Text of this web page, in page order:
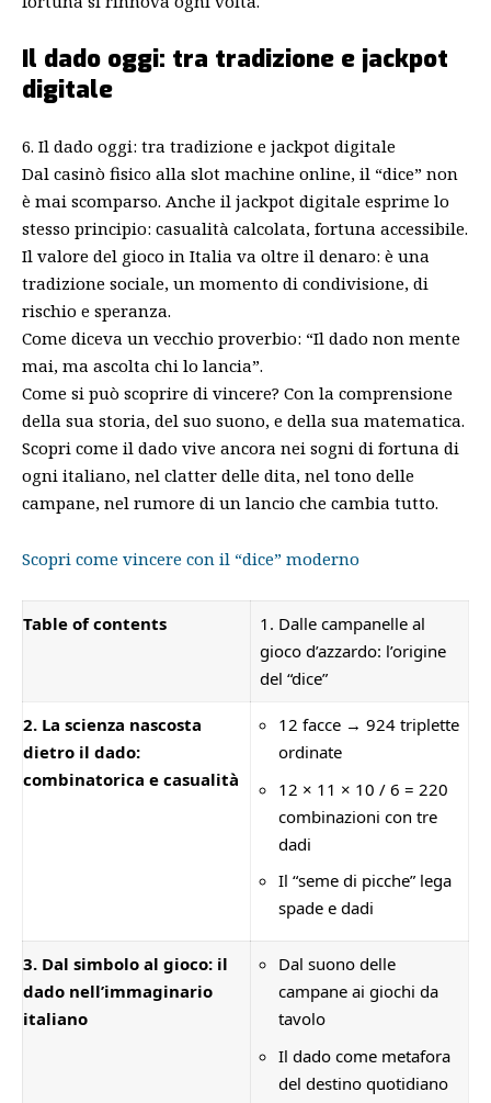
Il dado oggi: tra tradizione e jackpot
digitale
6. Il dado oggi: tra tradizione e jackpot digitale
Dal casinò fisico alla slot machine online, il “dice” non
è mai scomparso. Anche il jackpot digitale esprime lo
stesso principio: casualità calcolata, fortuna accessibile.
Il valore del gioco in Italia va oltre il denaro: è una
tradizione sociale, un momento di condivisione, di
rischio e speranza.
Come diceva un vecchio proverbio: “Il dado non mente
mai, ma ascolta chi lo lancia”.
Come si può scoprire di vincere? Con la comprensione
della sua storia, del suo suono, e della sua matematica.
Scopri come il dado vive ancora nei sogni di fortuna di
ogni italiano, nel clatter delle dita, nel tono delle
campane, nel rumore di un lancio che cambia tutto.
Scopri come vincere con il “dice” moderno
Table of contents
1. Dalle campanelle al
gioco d’azzardo: l’origine
del “dice”
2. La scienza nascosta
dietro il dado:
combinatorica e casualità
12 facce → 924 triplette
ordinate
12 × 11 × 10 / 6 = 220
combinazioni con tre
dadi
Il “seme di picche” lega
spade e dadi
3. Dal simbolo al gioco: il
dado nell’immaginario
italiano
Dal suono delle
campane ai giochi da
tavolo
Il dado come metafora
del destino quotidiano